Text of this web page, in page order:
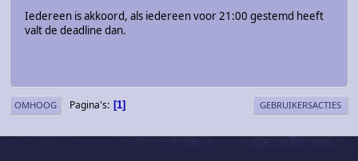
Iedereen is akkoord, als iedereen voor 21:00 gestemd heeft
valt de deadline dan.
OMHOOG Pagina's 1 GEBRUIKERSACTIES